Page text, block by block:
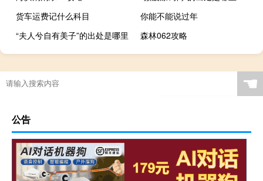
货车运费记什么科目
你能不能说过年
“夫人兮自有美子”的出处是哪里
森林062攻略
☚
公告